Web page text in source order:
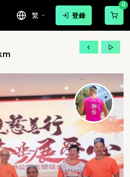
繁 登錄
0
活動相簿
是籌款協助本港基層青
次慈善活動的目的是籌款